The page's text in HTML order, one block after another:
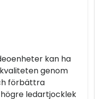
kan ha
genom
förbättra
ledartjocklek